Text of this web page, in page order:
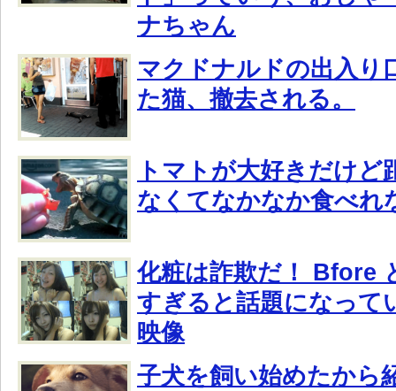
ナちゃん
マクドナルドの出入り
た猫、撤去される。
トマトが大好きだけど
なくてなかなか食べれ
化粧は詐欺だ！ Bfore
すぎると話題になって
映像
子犬を飼い始めたから